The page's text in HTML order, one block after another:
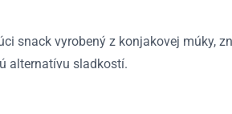
snack vyrobený z konjakovej múky,
alternatívu sladkostí.